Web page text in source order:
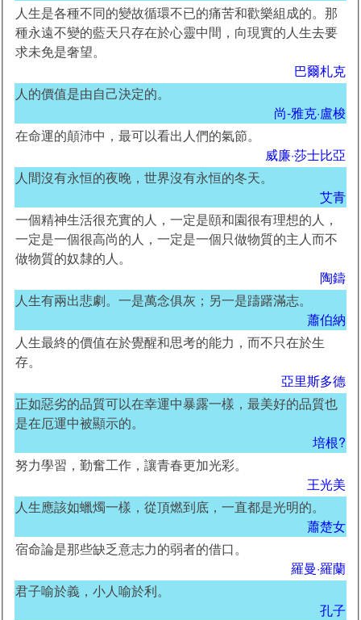
人生是各種不同的變故循環不已的痛苦和歡樂組成的。那
種永遠不變的藍天只存在於心靈中間，向現實的人生去要
求未免是奢望。
巴爾札克
人的價值是由自己決定的。
尚-雅克·盧梭
在命運的顛沛中，最可以看出人們的氣節。
威廉·莎士比亞
人間沒有永恒的夜晚，世界沒有永恒的冬天。
艾青
一個精神生活很充實的人，一定是頤和園很有理想的人，
一定是一個很高尚的人，一定是一個只做物質的主人而不
做物質的奴隸的人。
陶鑄
人生有兩出悲劇。一是萬念俱灰；另一是躊躇滿志。
蕭伯納
人生最終的價值在於覺醒和思考的能力，而不只在於生
存。
亞里斯多德
正如惡劣的品質可以在幸運中暴露一樣，最美好的品質也
是在厄運中被顯示的。
培根?
努力學習，勤奮工作，讓青春更加光彩。
王光美
人生應該如蠟燭一樣，從頂燃到底，一直都是光明的。
蕭楚女
宿命論是那些缺乏意志力的弱者的借口。
羅曼·羅蘭
君子喻於義，小人喻於利。
孔子